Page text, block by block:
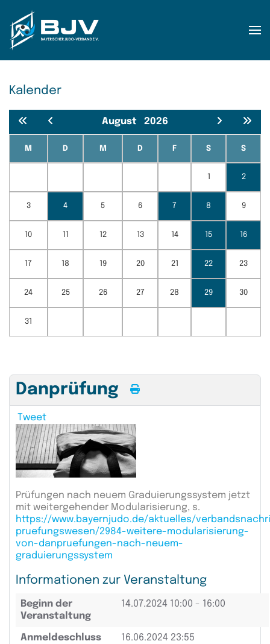
Zum Hauptinhalt springen
Kalender
August 2026
M D M D F S S
1 2
3 4 5 6 7 8 9
10 11 12 13 14 15 16
17 18 19 20 21 22 23
24 25 26 27 28 29 30
31
Danprüfung
Tweet
Prüfungen nach neuem Graduierungssystem jetzt
mit weitergehender Modularisierung, s.
https://www.bayernjudo.de/aktuelles/
pruefungswesen/2984-weitere-modularisierung-
von-danpruefungen-nach-neuem-
graduierungssystem
Informationen zur Veranstaltung
Beginn der
Veranstaltung
14.07.2024 10:00 - 16:00
Anmeldeschluss 16.06.2024 23:55